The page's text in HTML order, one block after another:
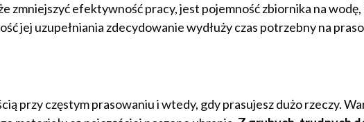
zmniejszyć efektywność pracy, jest pojemność zbiornika na
jej uzupełniania zdecydowanie wydłuży czas potrzebny na
przy częstym prasowaniu i wtedy, gdy prasujesz dużo rzeczy.